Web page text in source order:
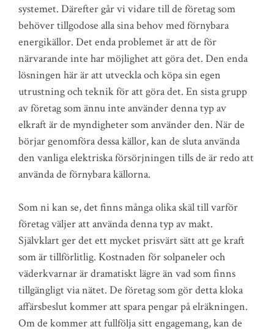
systemet. Därefter går vi vidare till de företag som
behöver tillgodose alla sina behov med förnybara
energikällor. Det enda problemet är att de för
närvarande inte har möjlighet att göra det. Den enda
lösningen här är att utveckla och köpa sin egen
utrustning och teknik för att göra det. En sista grupp
av företag som ännu inte använder denna typ av
elkraft är de myndigheter som använder den. När de
börjar genomföra dessa källor, kan de sluta använda
den vanliga elektriska försörjningen tills de är redo att
använda de förnybara källorna.
Som ni kan se, det finns många olika skäl till varför
företag väljer att använda denna typ av makt.
Självklart ger det ett mycket prisvärt sätt att ge kraft
som är tillförlitlig. Kostnaden för solpaneler och
väderkvarnar är dramatiskt lägre än vad som finns
tillgängligt via nätet. De företag som gör detta kloka
affärsbeslut kommer att spara pengar på elräkningen.
Om de kommer att fullfölja sitt engagemang, kan de